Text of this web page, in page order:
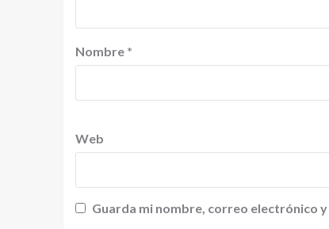
Nombre *
Web
Guarda mi nombre, correo electrónico